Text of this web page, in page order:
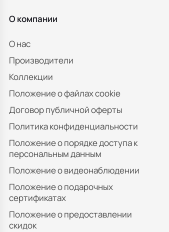
О компании
О нас
Производители
Коллекции
Положение о файлах cookie
Договор публичной оферты
Политика конфиденциальности
Положение о порядке доступа к
персональным данным
Положение о видеонаблюдении
Положение о подарочных
сертификатах
Положение о предоставлении
скидок